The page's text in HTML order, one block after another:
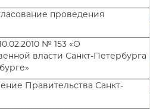
проведения
№ 153 «О
власти Санкт-Петербурга
Правительства Санкт-